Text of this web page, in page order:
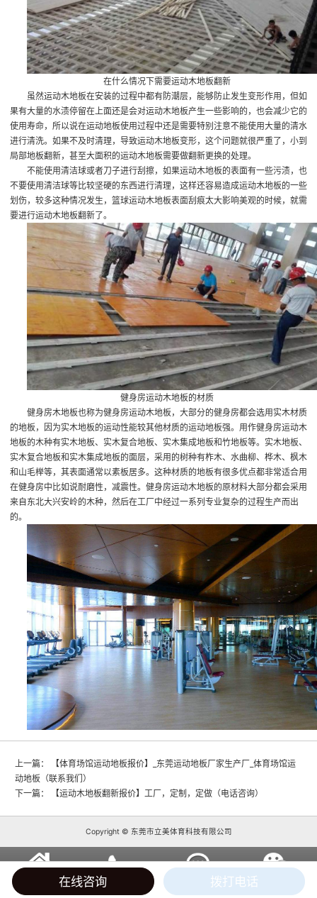
在什么情况下需要运动木地板翻新
虽然运动木地板在安装的过程中都有防潮层，能够防止发生变形作用，但如
果有大量的水渍停留在上面还是会对运动木地板产生一些影响的，也会减少它的
使用寿命，所以说在运动地板使用过程中还是需要特别注意不能使用大量的清水
进行清洗。如果不及时清理，导致运动木地板变形，这个问题就很严重了，小到
局部地板翻新，甚至大面积的运动木地板需要做翻新更换的处理。
不能使用清洁球或者刀子进行刮擦，如果运动木地板的表面有一些污渍，也
不要使用清洁球等比较坚硬的东西进行清理，这样还容易造成运动木地板的一些
划伤，较多这种情况发生，篮球运动木地板表面刮痕太大影响美观的时候，就需
要进行运动木地板翻新了。
健身房运动木地板的材质
健身房木地板也称为健身房运动木地板，大部分的健身房都会选用实木材质
的地板，因为实木地板的运动性能较其他材质的运动地板强。用作健身房运动木
地板的木种有实木地板、实木复合地板、实木集成地板和竹地板等。实木地板、
实木复合地板和实木集成地板的面层，采用的树种有柞木、水曲柳、桦木、枫木
和山毛榉等，其表面通常以素板居多。这种材质的地板有很多优点都非常适合用
在健身房中比如说耐磨性，减震性。健身房运动木地板的原材料大部分都会采用
来自东北大兴安岭的木种，然后在工厂中经过一系列专业复杂的过程生产而出
的。
上一篇：
【体育场馆运动地板报价】_东莞运动地板厂家生产厂_体育场馆运
动地板（联系我们）
下一篇：
【运动木地板翻新报价】工厂，定制，定做（电话咨询）
Copyright © 东莞市立美体育科技有限公司
拨打电话 在线客服
在线咨询 拨打电话